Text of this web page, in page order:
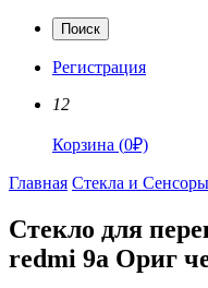
Поиск
Регистрация
12
Корзина (0₽)
Главная Стекла и Сенсоры
Стекло для
redmi 9a Ориг